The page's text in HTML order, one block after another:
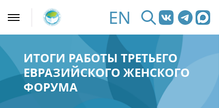
EN
ИТОГИ РАБОТЫ ТРЕТЬЕГО
ЕВРАЗИЙСКОГО ЖЕНСКОГО
ФОРУМА